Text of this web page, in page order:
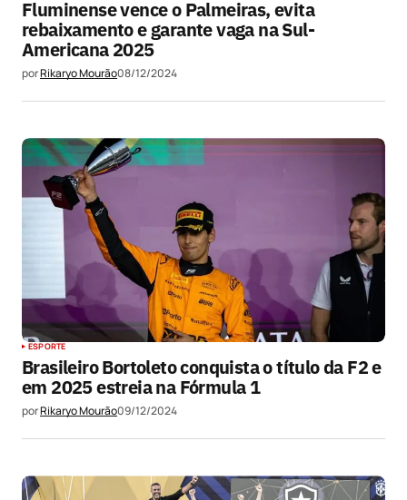
Fluminense vence o Palmeiras, evita
rebaixamento e garante vaga na Sul-
Americana 2025
porRikaryo Mourão08/12/2024
ESPORTE
Brasileiro Bortoleto conquista o título da F2 e
em 2025 estreia na Fórmula 1
porRikaryo Mourão09/12/2024